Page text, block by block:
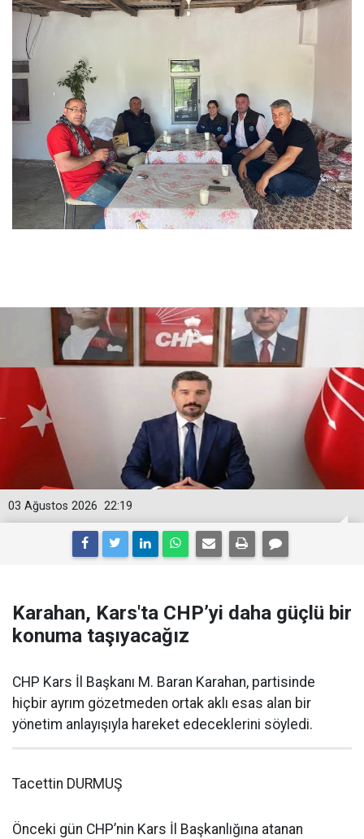
22:19
03 Ağustos 2026
Karahan, Kars'ta CHP’yi daha güçlü bir
konuma taşıyacağız
CHP Kars İl Başkanı M. Baran Karahan, partisinde
hiçbir ayrım gözetmeden ortak aklı esas alan bir
yönetim anlayışıyla hareket edeceklerini söyledi.
Tacettin DURMUŞ
Önceki gün CHP’nin Kars İl Başkanlığına atanan